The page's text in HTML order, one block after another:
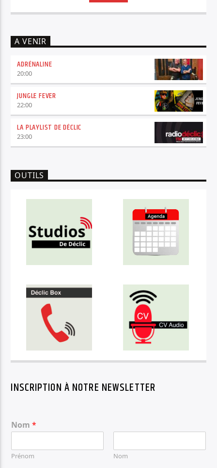
A VENIR
ADRÉNALINE
20:00
JUNGLE FEVER
22:00
LA PLAYLIST DE DÉCLIC
23:00
OUTILS
INSCRIPTION À NOTRE NEWSLETTER
Nom*
Prénom Nom